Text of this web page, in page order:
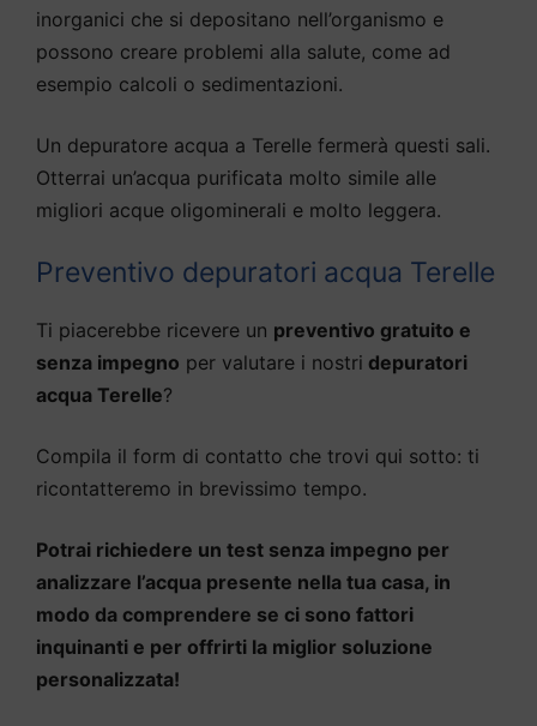
inorganici che si depositano nell’organismo e
possono creare problemi alla salute, come ad
esempio calcoli o sedimentazioni.
Un depuratore acqua a Terelle fermerà questi sali.
Otterrai un’acqua purificata molto simile alle
migliori acque oligominerali e molto leggera.
Preventivo depuratori acqua Terelle
Ti piacerebbe ricevere un preventivo gratuito e
senza impegno per valutare i nostri depuratori
acqua Terelle?
Compila il form di contatto che trovi qui sotto: ti
ricontatteremo in brevissimo tempo.
Potrai richiedere un test senza impegno per
analizzare l’acqua presente nella tua casa, in
modo da comprendere se ci sono fattori
inquinanti e per offrirti la miglior soluzione
personalizzata!